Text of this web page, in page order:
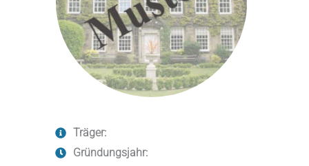
Träger:
Gründungsjahr: